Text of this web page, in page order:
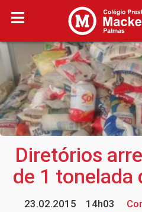
Diretórios
de 1 tonelada
23.02.2015 14h03